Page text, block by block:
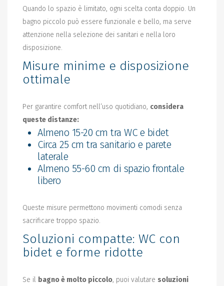
Quando lo spazio è limitato, ogni scelta conta doppio. Un
bagno piccolo può essere funzionale e bello, ma serve
attenzione nella selezione dei sanitari e nella loro
disposizione.
Misure minime e disposizione
ottimale
Per garantire comfort nell’uso quotidiano, considera
queste distanze:
Almeno 15-20 cm tra WC e bidet
Circa 25 cm tra sanitario e parete
laterale
Almeno 55-60 cm di spazio frontale
libero
Queste misure permettono movimenti comodi senza
sacrificare troppo spazio.
Soluzioni compatte: WC con
bidet e forme ridotte
Se il bagno è molto piccolo, puoi valutare soluzioni